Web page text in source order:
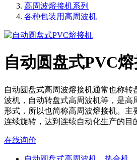
高周波熔接机系列
各种包装用高周波机
自动圆盘式PVC
自动圆盘式高周波熔接机通常也称转
波机，自动转盘式高周波机等，是高
形式，所以也简称高周波熔接机。主
连续旋转，达到连续自动化生产的目
在线询价